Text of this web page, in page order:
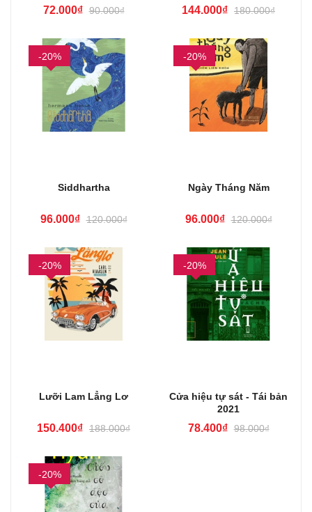
72.000₫ 90.000₫ 144.000₫ 180.000₫
-20%
Siddhartha
96.000₫ 120.000₫
-20%
Ngày Tháng Năm
96.000₫ 120.000₫
-20%
Lưỡi Lam Lẳng Lơ
150.400₫ 188.000₫
-20%
Cửa hiệu tự sát - Tái bản
2021
78.400₫ 98.000₫
-20%